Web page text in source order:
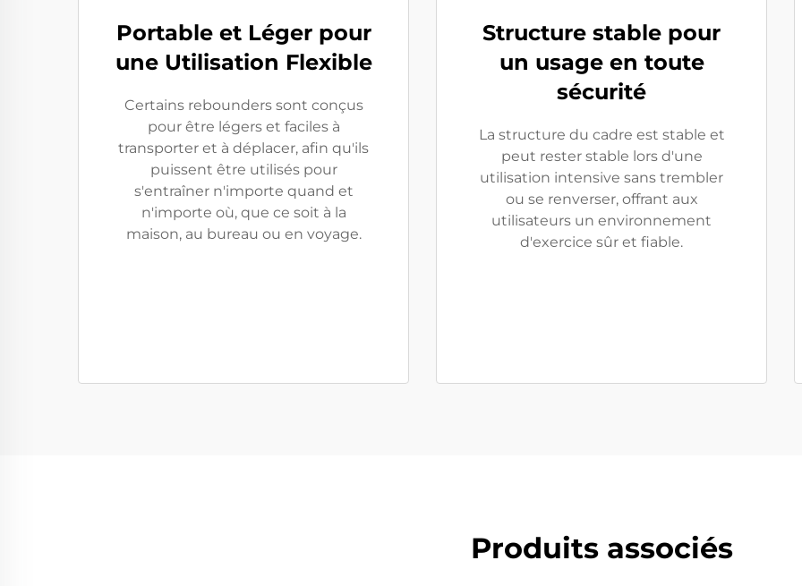
Portable et Léger pour
une Utilisation Flexible
Certains rebounders sont conçus
pour être légers et faciles à
transporter et à déplacer, afin qu'ils
puissent être utilisés pour
s'entraîner n'importe quand et
n'importe où, que ce soit à la
maison, au bureau ou en voyage.
Structure stable pour
un usage en toute
sécurité
La structure du cadre est stable et
peut rester stable lors d'une
utilisation intensive sans trembler
ou se renverser, offrant aux
utilisateurs un environnement
d'exercice sûr et fiable.
Produits associés